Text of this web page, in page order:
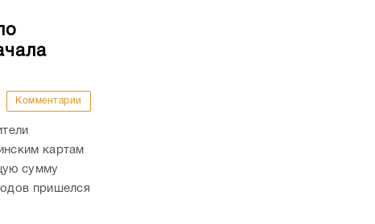
Комментарии
картам
сумму
пришелся